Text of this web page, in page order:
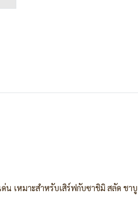
น เหมาะสำหรับเสิร์ฟกับซาชิมิ สลัด ช